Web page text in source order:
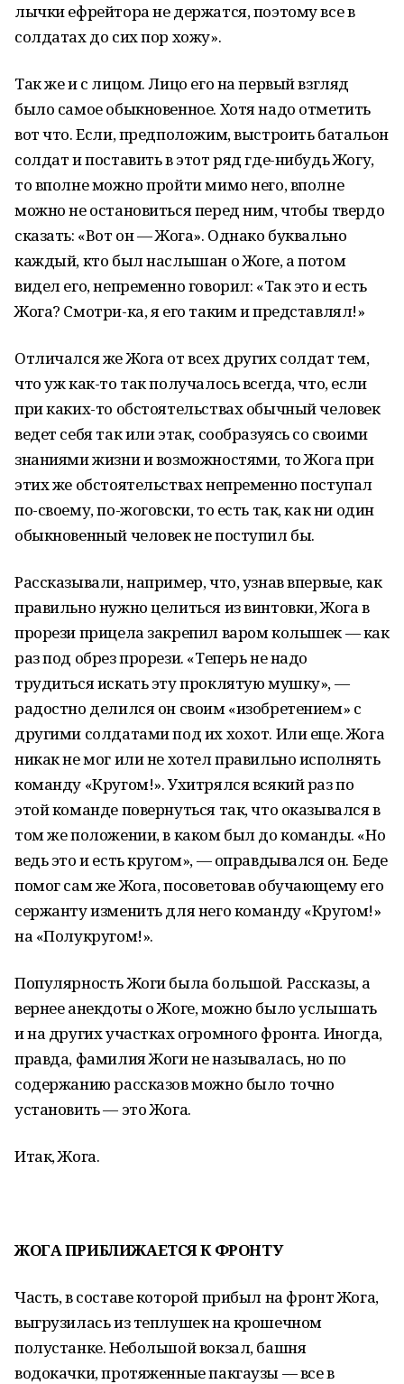
лычки ефрейтора не держатся, поэтому все в
солдатах до сих пор хожу».
Так же и с лицом. Лицо его на первый взгляд
было самое обыкновенное. Хотя надо отметить
вот что. Если, предположим, выстроить батальон
солдат и поставить в этот ряд где-нибудь Жогу,
то вполне можно пройти мимо него, вполне
можно не остановиться перед ним, чтобы твердо
сказать: «Вот он — Жога». Однако буквально
каждый, кто был наслышан о Жоге, а потом
видел его, непременно говорил: «Так это и есть
Жога? Смотри-ка, я его таким и представлял!»
Отличался же Жога от всех других солдат тем,
что уж как-то так получалось всегда, что, если
при каких-то обстоятельствах обычный человек
ведет себя так или этак, сообразуясь со своими
знаниями жизни и возможностями, то Жога при
этих же обстоятельствах непременно поступал
по-своему, по-жоговски, то есть так, как ни один
обыкновенный человек не поступил бы.
Рассказывали, например, что, узнав впервые, как
правильно нужно целиться из винтовки, Жога в
прорези прицела закрепил варом колышек — как
раз под обрез прорези. «Теперь не надо
трудиться искать эту проклятую мушку», —
радостно делился он своим «изобретением» с
другими солдатами под их хохот. Или еще. Жога
никак не мог или не хотел правильно исполнять
команду «Кругом!». Ухитрялся всякий раз по
этой команде повернуться так, что оказывался в
том же положении, в каком был до команды. «Но
ведь это и есть кругом», — оправдывался он. Беде
помог сам же Жога, посоветовав обучающему его
сержанту изменить для него команду «Кругом!»
на «Полукругом!».
Популярность Жоги была большой. Рассказы, а
вернее анекдоты о Жоге, можно было услышать
и на других участках огромного фронта. Иногда,
правда, фамилия Жоги не называлась, но по
содержанию рассказов можно было точно
установить — это Жога.
Итак, Жога.
ЖОГА ПРИБЛИЖАЕТСЯ К ФРОНТУ
Часть, в составе которой прибыл на фронт Жога,
выгрузилась из теплушек на крошечном
полустанке. Небольшой вокзал, башня
водокачки, протяженные пакгаузы — все в